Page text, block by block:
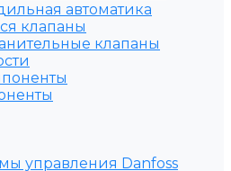
автоматика
клапаны
клапаны